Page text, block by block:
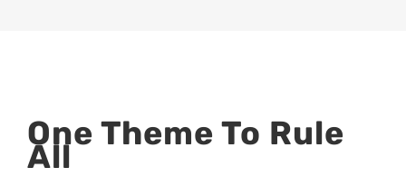
One Theme To Rule
All